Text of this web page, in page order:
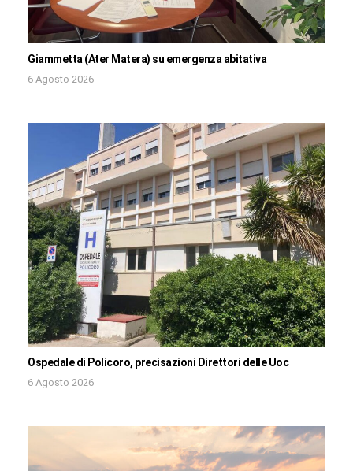
Giammetta (Ater Matera) su emergenza abitativa
6 Agosto 2026
Ospedale di Policoro, precisazioni Direttori delle Uoc
6 Agosto 2026